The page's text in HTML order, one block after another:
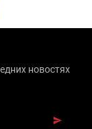
новостях